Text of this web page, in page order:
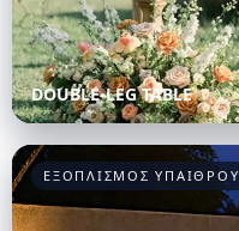
DOUBLE-LEG TABLE
ΕΞΟΠΛΙΣΜΟΣ ΥΠΑΙΘΡΟΥ